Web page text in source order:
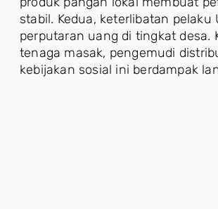
stabil. Kedua, keterlibatan
perputaran uang di tingkat desa.
tenaga masak, pengemudi
kebijakan sosial ini berdampak